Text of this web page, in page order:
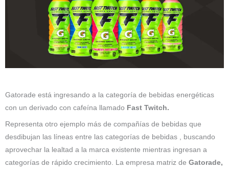
Gatorade está ingresando a la categoría de bebidas energéticas
con un derivado con cafeína llamado Fast Twitch.
Representa otro ejemplo más de compañías de bebidas que
desdibujan las líneas entre las categorías de bebidas , buscando
aprovechar la lealtad a la marca existente mientras ingresan a
categorías de rápido crecimiento. La empresa matriz de Gatorade,